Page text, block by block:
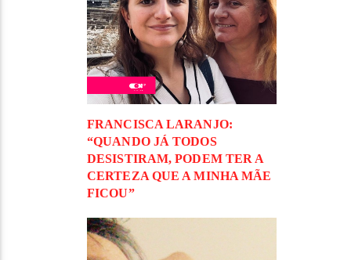
FRANCISCA LARANJO:
“QUANDO JÁ TODOS
DESISTIRAM, PODEM TER A
CERTEZA QUE A MINHA MÃE
FICOU”